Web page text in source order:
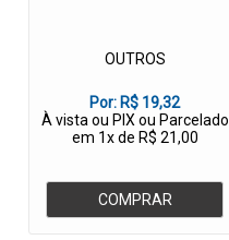
OUTROS
Por: R$ 19,32
À vista ou PIX ou Parcelado
em 1x de R$ 21,00
COMPRAR